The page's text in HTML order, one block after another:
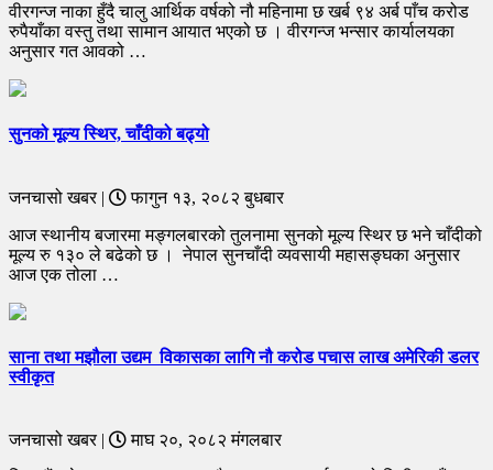
वीरगन्ज नाका हुँदै चालु आर्थिक वर्षको नौ महिनामा छ खर्ब ९४ अर्ब पाँच करोड
रुपैयाँका वस्तु तथा सामान आयात भएको छ । वीरगन्ज भन्सार कार्यालयका
अनुसार गत आवको …
सुनको मूल्य स्थिर, चाँदीको बढ्यो
जनचासो खबर |
फागुन १३, २०८२ बुधबार
आज स्थानीय बजारमा मङ्गलबारको तुलनामा सुनको मूल्य स्थिर छ भने चाँदीको
मूल्य रु १३० ले बढेको छ । नेपाल सुनचाँदी व्यवसायी महासङ्घका अनुसार
आज एक तोला …
साना तथा मझौला उद्यम विकासका लागि नौ करोड पचास लाख अमेरिकी डलर
स्वीकृत
जनचासो खबर |
माघ २०, २०८२ मंगलबार